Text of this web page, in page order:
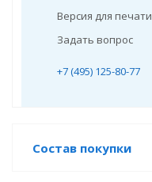
Версия для печати
Задать вопрос
+7 (495) 125-80-77
Состав покупки